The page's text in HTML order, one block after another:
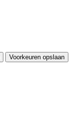
Voorkeuren opslaan